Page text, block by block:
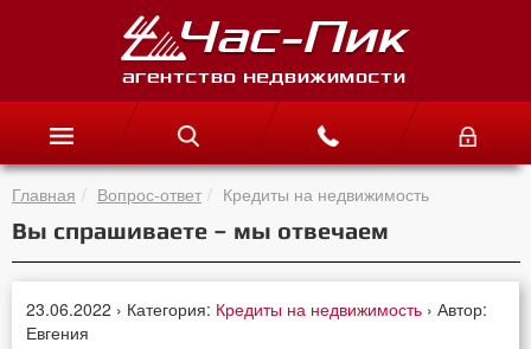
Главная Вопрос-ответ Кредиты на недвижимость
Вы спрашиваете – мы отвечаем
23.06.2022 › Категория: Кредиты на недвижимость › Автор:
Евгения